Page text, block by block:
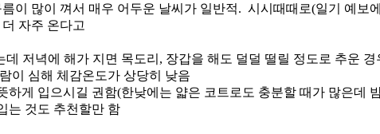
이 많이 껴서 매우 어두운 날씨가 일반적. 시시때때로(일기 예보
자주 온다고
저녁에 해가 지면 목도리, 장갑을 해도 덜덜 떨릴 정도로 추운 경
이 심해 체감온도가 상당히 낮음
게 입으시길 권함(한낮에는 얇은 코트로도 충분할 때가 많은데
는 것도 추천할만 함